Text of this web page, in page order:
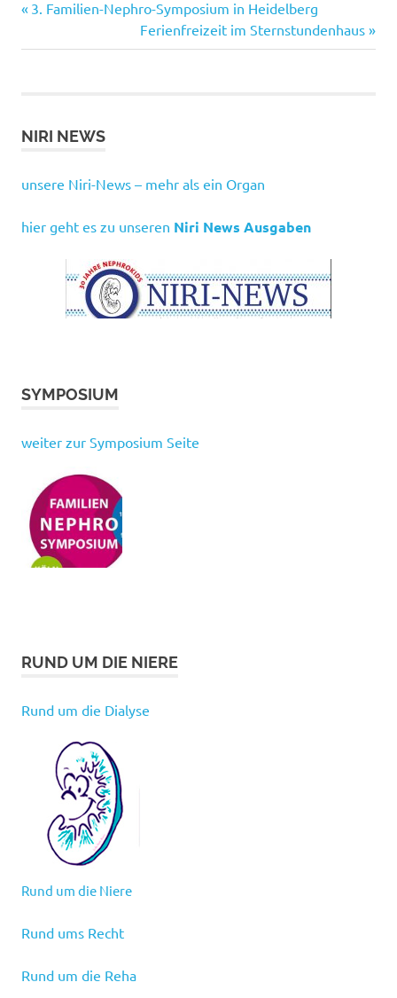
Beitragsnavigation
Vorheriger
3. Familien-Nephro-Symposium in Heidelberg
Nächster
Beitrag:
Ferienfreizeit im Sternstundenhaus
NIRI NEWS
unsere Niri-News – mehr als ein Organ
hier geht es zu unseren Niri News Ausgaben
SYMPOSIUM
weiter zur Symposium Seite
RUND UM DIE NIERE
Rund um die Dialyse
Rund um die Niere
Rund ums Recht
Rund um die Reha